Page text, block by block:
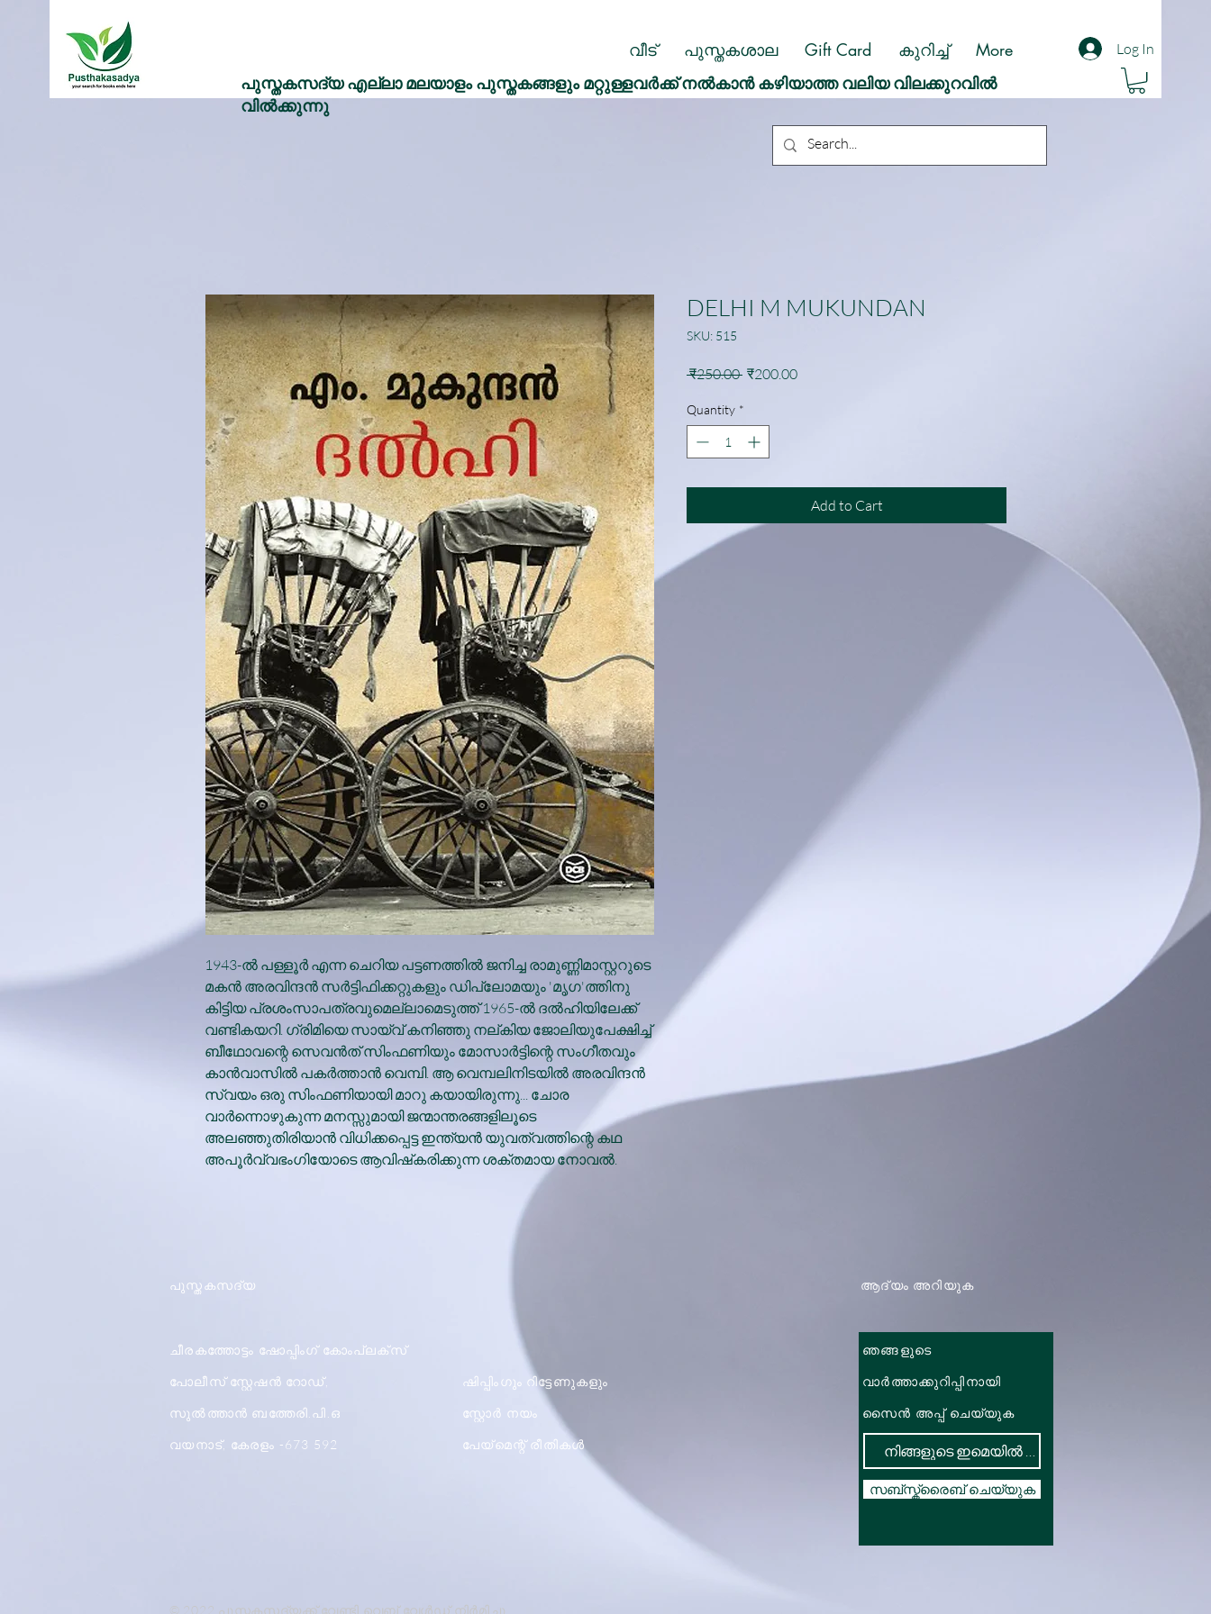
വീട് പുസ്തകശാല Gift Card കുറിച്ച് More Log In
പുസ്തകസദ്യ എല്ലാ മലയാളം പുസ്തകങ്ങളും മറ്റുള്ളവർക്ക് നൽകാൻ കഴിയാത്ത വലിയ വിലക്കുറവിൽ
വിൽക്കുന്നു
1943-ല്‍ പള്ളൂര്‍ എന്ന ചെറിയ പട്ടണത്തില്‍ ജനിച്ച രാമുണ്ണിമാസ്റ്ററുടെ
മകന്‍ അരവിന്ദന്‍ സര്‍ട്ടിഫിക്കറ്റുകളും ഡിപ്ലോമയും 'മൃഗ'ത്തിനു
കിട്ടിയ പ്രശംസാപത്രവുമെല്ലാമെടുത്ത് 1965-ല്‍ ദല്‍ഹിയിലേക്ക്
വണ്ടികയറി. ഗ്രിമിയെ സായ്‌വ് കനിഞ്ഞു നല്കിയ ജോലിയുപേക്ഷിച്ച്
ബീഥോവന്റെ സെവന്‍ത് സിംഫണിയും മോസാര്‍ട്ടിന്റെ സംഗീതവും
കാന്‍വാസില്‍ പകര്‍ത്താന്‍ വെമ്പി. ആ വെമ്പലിനിടയില്‍ അരവിന്ദന്‍
സ്വയം ഒരു സിംഫണിയായി മാറു കയായിരുന്നു... ചോര
വാര്‍ന്നൊഴുകുന്ന മനസ്സുമായി ജന്മാന്തരങ്ങളിലൂടെ
അലഞ്ഞുതിരിയാന്‍ വിധിക്കപ്പെട്ട ഇന്ത്യന്‍ യുവത്വത്തിന്റെ കഥ
അപൂര്‍വ്വഭംഗിയോടെ ആവിഷ്‌കരിക്കുന്ന ശക്തമായ നോവല്‍.
DELHI M MUKUNDAN
SKU: 515
₹250.00 Regular
₹200.00Sale
Quantity *
Add to Cart
പുസ്തകസദ്യ
ചീരകത്തോട്ടം ഷോപ്പിംഗ് കോംപ്ലക്സ്
പോലീസ് സ്റ്റേഷൻ റോഡ്,
സുൽത്താൻ ബത്തേരി.പി.ഒ
വയനാട്, കേരളം -673 592
ഷിപ്പിംഗും റിട്ടേണുകളും
സ്റ്റോർ നയം
പേയ്മെന്റ് രീതികൾ
ആദ്യം അറിയുക
ഞങ്ങളുടെ
വാർത്താക്കുറിപ്പിനായി
സൈൻ അപ്പ് ചെയ്യുക
സബ്സ്ക്രൈബ് ചെയ്യുക
© 2022 പുസ്തകസദ്യക്ക് വേണ്ടി വെബ് വേൾഡ് നിർമിച്ചു